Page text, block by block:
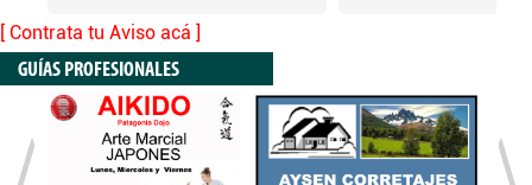
[ Contrata tu Aviso acá ]
GUÍAS PROFESIONALES